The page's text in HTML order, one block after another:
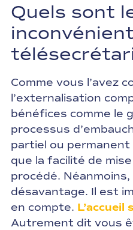
Quels sont
Comme vous l’avez
l’externalisation
bénéfices comme le
processus
partiel ou
que la facilité de
procédé.
désavantage. Il est
en compte. L’accueil
Autrement dit vous